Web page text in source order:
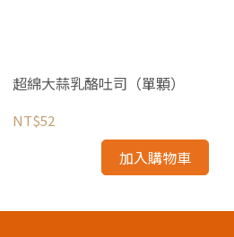
超綿大蒜乳酪吐司（單顆）
NT$52
加入購物車